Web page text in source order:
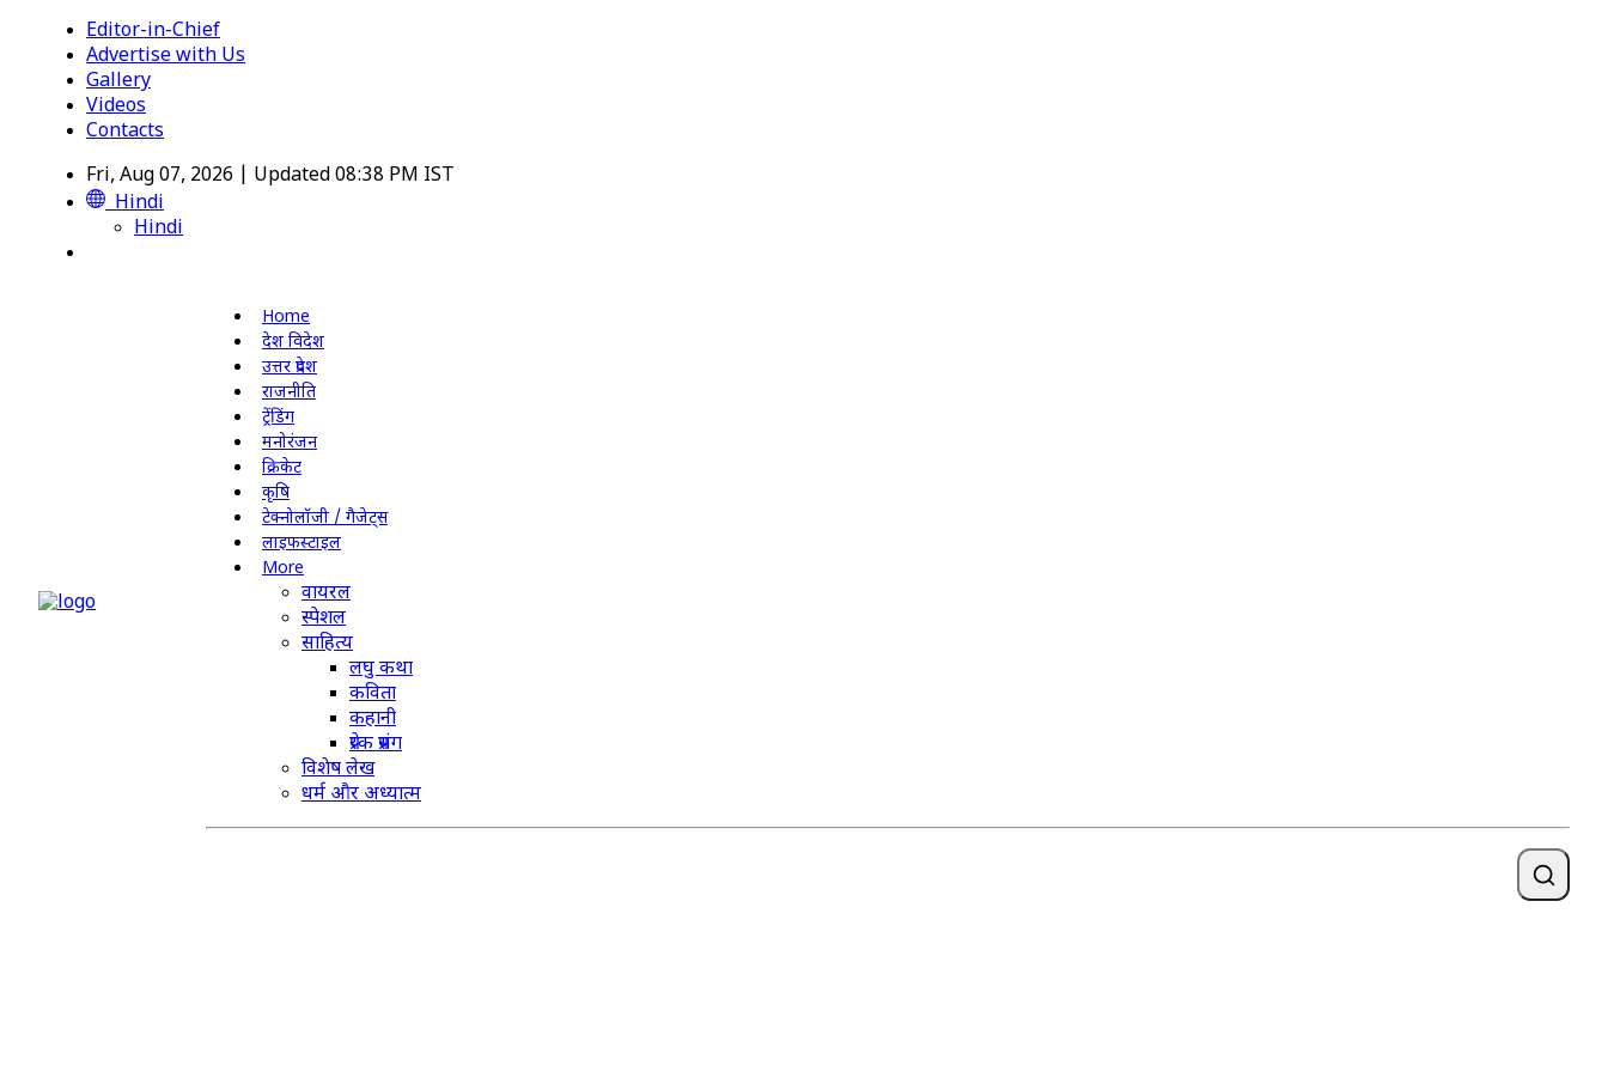
Editor-in-Chief
Advertise with Us
Gallery
Videos
Contacts
Fri, Aug 07, 2026 | Updated 08:38 PM IST
Hindi
Hindi
Home
देश विदेश
उत्तर प्रदेश
राजनीति
ट्रेंडिंग
मनोरंजन
क्रिकेट
कृषि
टेक्नोलॉजी / गैजेट्स
लाइफस्टाइल
More
वायरल
स्पेशल
साहित्य
लघु कथा
कविता
कहानी
प्रेरक प्रसंग
विशेष लेख
धर्म और अध्यात्म